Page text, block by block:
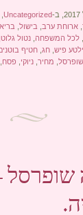
Uncategorized
,ארוחת ערב בישול
,לכל המשפחה ,נטול גלוטן
פיש ,חג ,חטיף
מחיר ,ניוקי פסח